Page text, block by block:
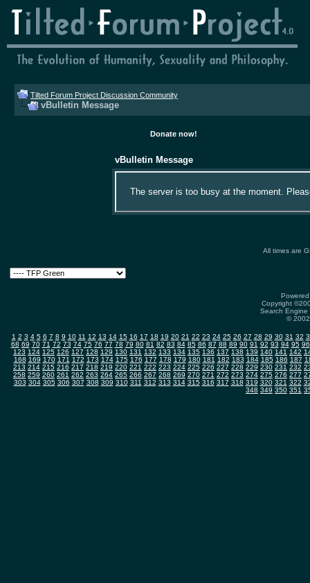
Tilted Forum Project Discussion Community
vBulletin Message
Donate now!
vBulletin Message
The server is too busy at the moment.
All times are
Copyright
Search
©
1 2 3 4 5 6 7 8 9 10 11 12 13 14 15 16 17 18 19 20 21 22 23 24 25 26 27 28 29 30 31 32
68 69 70 71 72 73 74 75 76 77 78 79 80 81 82 83 84 85 86 87 88 89 90 91 92 93 94 95 96
123 124 125 126 127 128 129 130 131 132 133 134 135 136 137 138 139 140 141 142
168 169 170 171 172 173 174 175 176 177 178 179 180 181 182 183 184 185 186 187
213 214 215 216 217 218 219 220 221 222 223 224 225 226 227 228 229 230 231 232
258 259 260 261 262 263 264 265 266 267 268 269 270 271 272 273 274 275 276 277
303 304 305 306 307 308 309 310 311 312 313 314 315 316 317 318 319 320 321 322
348 349 350 351